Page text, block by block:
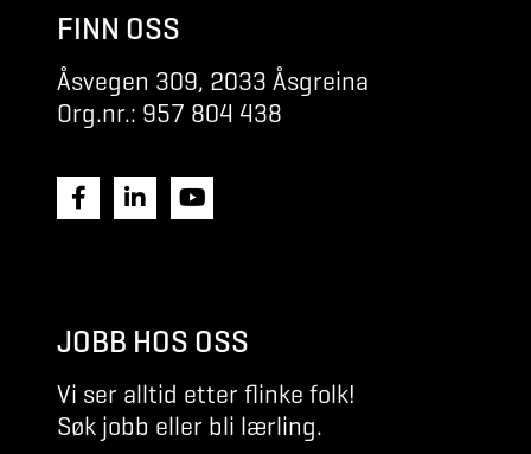
FINN OSS
Åsvegen 309, 2033 Åsgreina
Org.nr.: 957 804 438
JOBB HOS OSS
Vi ser alltid etter flinke folk!
Søk jobb eller bli lærling.